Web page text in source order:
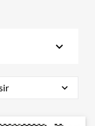
keyboard_arrow_down
expand_more